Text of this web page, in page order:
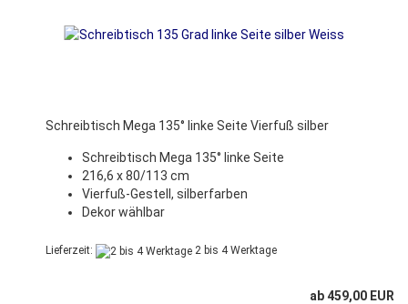
Schreibtisch Mega 135° linke Seite Vierfuß silber
Schreibtisch Mega 135° linke Seite
216,6 x 80/113 cm
Vierfuß-Gestell, silberfarben
Dekor wählbar
Lieferzeit: 2 bis 4 Werktage
ab 459,00 EUR